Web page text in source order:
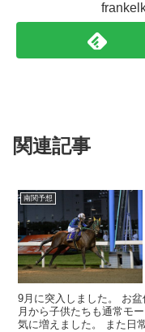
関連記事
南関予想
9月に突入しました。 お
月から子供たちも通常モ
気に増えました。 また日